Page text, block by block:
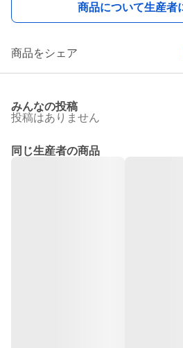
商品について生産者
商品をシェア
みんなの投稿
投稿はありません
同じ生産者の商品